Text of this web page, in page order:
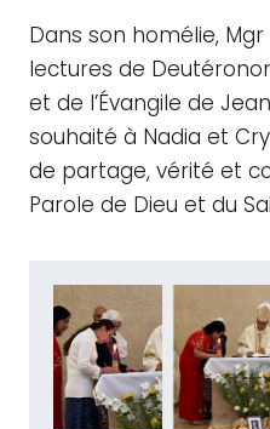
Dans son homélie,
lectures de
et de l’Évangile de
souhaité à Nadia et
de partage, vérité et
Parole de Dieu et du